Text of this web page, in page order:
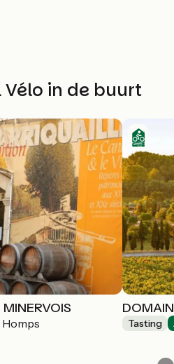
Vélo in de buurt
MINERVOIS
Homps Tasting